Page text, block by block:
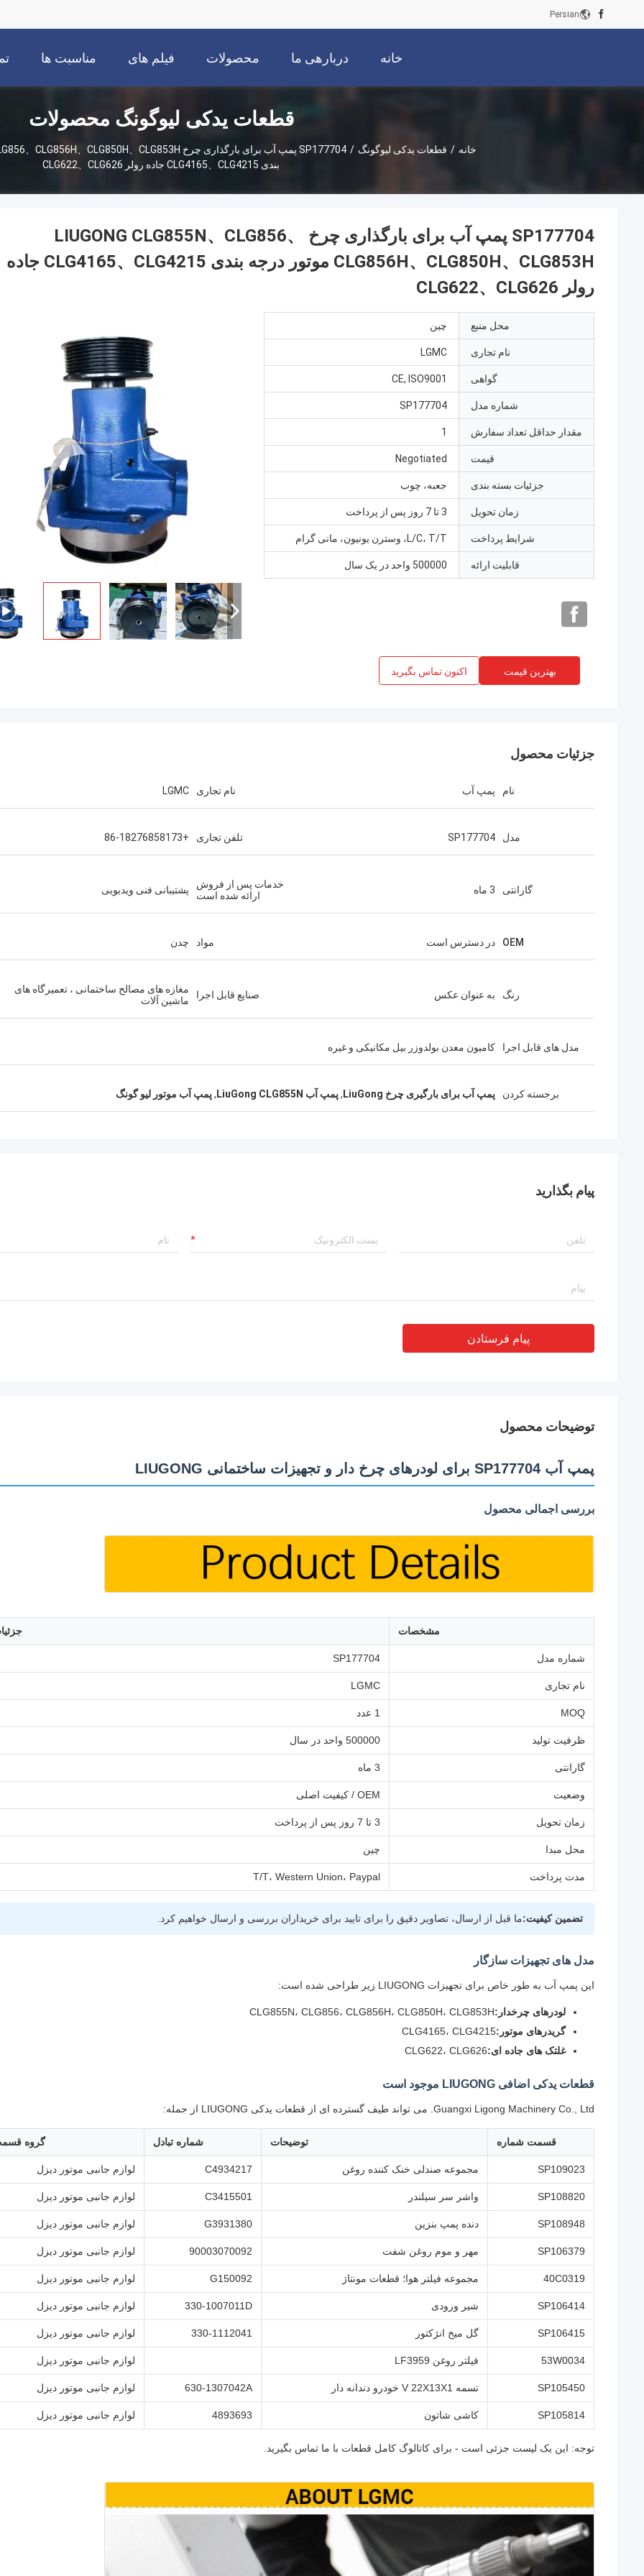
Persian
خانه دربارهی ما محصولات فیلم های مناسبت ها
قطعات یدکی لیوگونگ محصولات
خانه / قطعات یدکی لیوگونگ /
بندی CLG4165、CLG4215 جاده رولر CLG622、CLG626
SP177704 پمپ آب برای بارگذاری چرخ LIUGONG CLG855N、CLG856、
CLG856H、CLG850H、CLG853H موتور درجه بندی CLG4165、CLG4215 جاده
رولر CLG622、CLG626
محل منبع چین
نام تجاری LGMC
گواهی CE, ISO9001
شماره مدل SP177704
مقدار حداقل تعداد سفارش 1
قیمت Negotiated
جزئیات بسته بندی جعبه، چوب
زمان تحویل 3 تا 7 روز پس از پرداخت
شرایط پرداخت L/C، T/T، وسترن یونیون، مانی گرام
قابلیت ارائه 500000 واحد در یک سال
بهترین قیمت اکنون تماس بگیرید
جزئیات محصول
نام پمپ آب نام تجاری LGMC
مدل SP177704 تلفن تجاری +86-18276858173
گارانتی 3 ماه
خدمات پس از فروش
ارائه شده است
پشتیبانی فنی ویدیویی
OEM در دسترس است مواد چدن
رنگ به عنوان عکس صنایع قابل اجرا
مغازه های مصالح ساختمانی ، تعمیرگاه های
ماشین آلات
مدل های قابل اجرا کامیون معدن بولدوزر بیل مکانیکی و غیره
برجسته کردن پمپ آب برای بارگیری چرخ LiuGong ,پمپ آب LiuGong CLG855N ,پمپ آب موتور لیو گونگ
پیام بگذارید
پیام فرستادن
توضیحات محصول
پمپ آب SP177704 برای لودرهای چرخ دار و تجهیزات ساختمانی LIUGONG
بررسی اجمالی محصول
مشخصات
شماره مدل SP177704
نام تجاری LGMC
MOQ 1 عدد
ظرفیت تولید 500000 واحد در سال
گارانتی 3 ماه
وضعیت OEM / کیفیت اصلی
زمان تحویل 3 تا 7 روز پس از پرداخت
محل مبدا چین
مدت پرداخت T/T، Western Union، Paypal
تضمین کیفیت:ما قبل از ارسال، تصاویر دقیق را برای تایید برای خریداران بررسی و ارسال خواهیم کرد.
مدل های تجهیزات سازگار
این پمپ آب به طور خاص برای تجهیزات LIUGONG زیر طراحی شده است:
لودرهای چرخدار:CLG855N، CLG856، CLG856H، CLG850H، CLG853H
گریدرهای موتور:CLG4165، CLG4215
غلتک های جاده ای:CLG622، CLG626
قطعات یدکی اضافی LIUGONG موجود است
Guangxi Ligong Machinery Co., Ltd. می تواند طیف گسترده ای از قطعات یدکی LIUGONG از جمله:
قسمت شماره توضیحات شماره تبادل گروه
SP109023 مجموعه صندلی خنک کننده روغن C4934217 لوازم جانبی موتور دیزل
SP108820 واشر سر سیلندر C3415501 لوازم جانبی موتور دیزل
SP108948 دنده پمپ بنزین G3931380 لوازم جانبی موتور دیزل
SP106379 مهر و موم روغن شفت 90003070092 لوازم جانبی موتور دیزل
40C0319 مجموعه فیلتر هوا؛ قطعات مونتاژ G150092 لوازم جانبی موتور دیزل
SP106414 شیر ورودی 330-1007011D لوازم جانبی موتور دیزل
SP106415 گل میخ انژکتور 330-1112041 لوازم جانبی موتور دیزل
53W0034 فیلتر روغن LF3959 لوازم جانبی موتور دیزل
SP105450 تسمه V 22X13X1 خودرو دندانه دار 630-1307042A لوازم جانبی موتور دیزل
SP105814 کاشی شاتون 4893693 لوازم جانبی موتور دیزل
توجه: این یک لیست جزئی است - برای کاتالوگ کامل قطعات با ما تماس بگیرید.